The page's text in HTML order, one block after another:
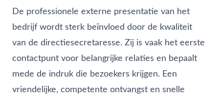
De professionele externe presentatie van het
bedrijf wordt sterk beïnvloed door de kwaliteit
van de directiesecretaresse. Zij is vaak het eerste
contactpunt voor belangrijke relaties en bepaalt
mede de indruk die bezoekers krijgen. Een
vriendelijke, competente ontvangst en snelle